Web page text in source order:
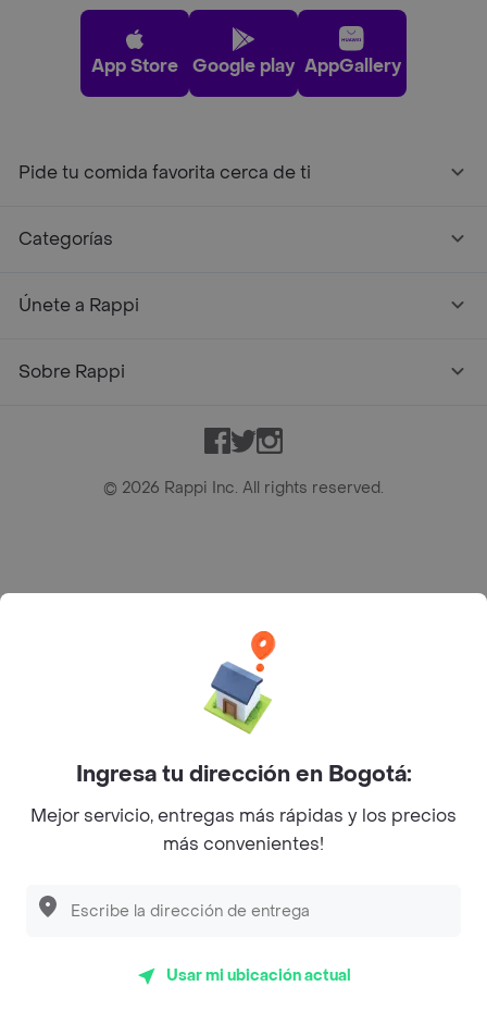
App Store Google play AppGallery
Pide tu comida favorita cerca de ti
Categorías
Únete a Rappi
Sobre Rappi
Facebook
TwitterInstagram
© 2026 Rappi Inc. All rights reserved.
Bogotá D.C. --- notificacionesrappi@rappi.com
Ingresa tu dirección en Bogotá:
Mejor servicio, entregas más rápidas y los precios
más convenientes!
Usar mi ubicación actual